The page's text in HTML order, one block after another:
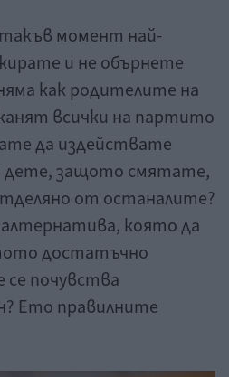
момент най-
и не обърнете
как родителите на
всички на партито
да издействате
дете, защото смятате,
от останалите?
която да
достатъчно
се почувства
Ето правилните